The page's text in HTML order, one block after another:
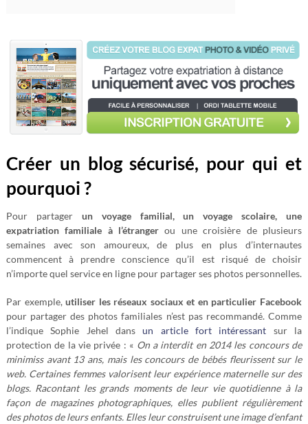
Créer un blog sécurisé, pour qui et
pourquoi ?
Pour partager un voyage familial, un voyage scolaire, une
expatriation familiale à l’étranger ou une croisière de plusieurs
semaines avec son amoureux, de plus en plus d’internautes
commencent à prendre conscience qu’il est risqué de choisir
n’importe quel service en ligne pour partager ses photos personnelles.
Par exemple,utiliser les réseaux sociaux et en particulier Facebook
pour partager des photos familiales n’est pas recommandé. Comme
l’indique Sophie Jehel dansun article fort intéressant sur la
protection de la vie privée : « On a interdit en 2014 les concours de
minimiss avant 13 ans, mais les concours de bébés fleurissent sur le
web. Certaines femmes valorisent leur expérience maternelle sur des
blogs. Racontant les grands moments de leur vie quotidienne à la
façon de magazines photographiques, elles publient régulièrement
des photos de leurs enfants. Elles leur construisent une image d’enfant